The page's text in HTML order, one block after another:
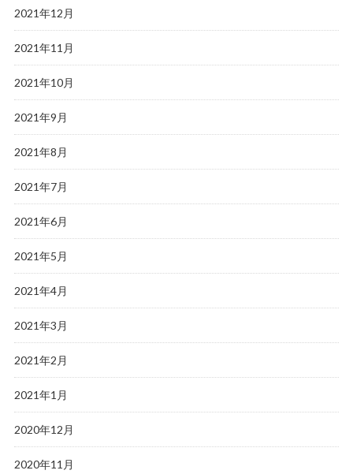
2021年12月
2021年11月
2021年10月
2021年9月
2021年8月
2021年7月
2021年6月
2021年5月
2021年4月
2021年3月
2021年2月
2021年1月
2020年12月
2020年11月